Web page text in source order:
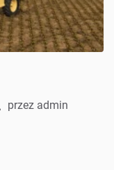
przez admin